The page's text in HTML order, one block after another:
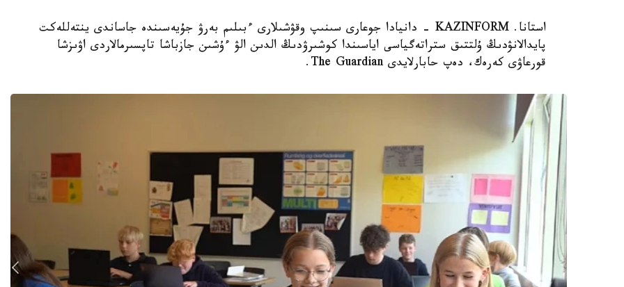
استانا. KAZINFORM - دانيادا جوعارى سىنىپ وقۋشىلارى ءبىلىم بەرۋ جۇيەسىندە جاساندى ينتەللەكت
پايدالانۋدىڭ ۇلتتىق ستراتەگياسى اياسىندا كوشىرۋدىڭ الدىن الۋ ءۇشىن جازباشا تاپسىرمالاردى اۋىزشا
قورعاۋى كەرەك، دەپ حابارلايدى The Guardian.